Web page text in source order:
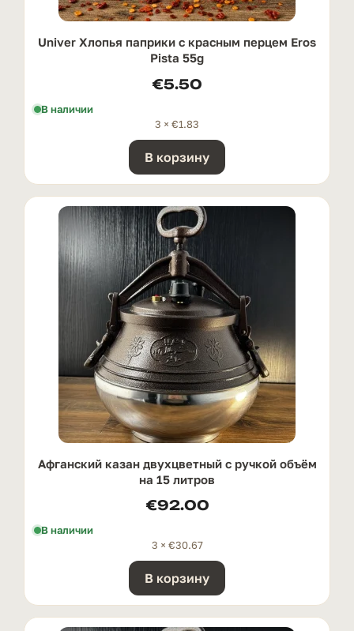
Univer Хлопья паприки с красным перцем Eros
Pista 55g
€5.50
В наличии
3 × €1.83
В корзину
Афганский казан двухцветный с ручкой oбъём
на 15 литров
€92.00
В наличии
3 × €30.67
В корзину